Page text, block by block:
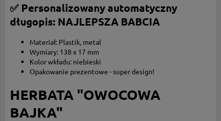
✅ Personalizowany automatyczny
długopis: NAJLEPSZA BABCIA
Materiał: Plastik, metal
Wymiary: 138 x 17 mm
Kolor wkładu: niebieski
Opakowanie prezentowe - super design!
HERBATA "OWOCOWA
BAJKA"